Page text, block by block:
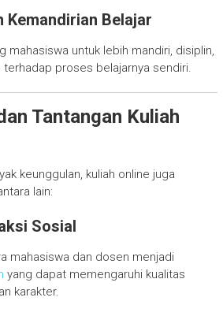
Kemandirian Belajar
mahasiswa untuk lebih mandiri, disiplin,
proses belajarnya sendiri.
Tantangan Kuliah
keunggulan, kuliah online juga
lain:
Sosial
mahasiswa dan dosen menjadi
yang dapat memengaruhi kualitas
karakter.